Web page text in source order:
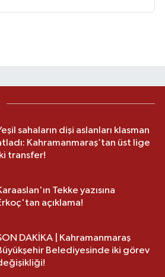
sahaların dişi aslanları klasman
Kahramanmaraş’tan üst lige
transfer!
Tekke yazısına
açıklama!
DAKİKA | Kahramanmaraş
Belediyesinde iki görev